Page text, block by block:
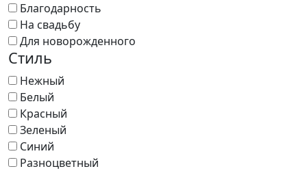
Благодарность
На свадьбу
Для новорожденного
Стиль
Нежный
Белый
Красный
Зеленый
Синий
Разноцветный